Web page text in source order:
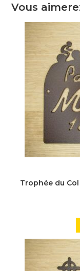
Vous
Trophée du